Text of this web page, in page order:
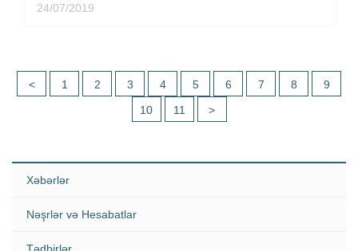
24/07/2019
< 1 2 3 4 5 6 7 8
9
10
11 >
Xəbərlər
Nəşrlər və Hesabatlar